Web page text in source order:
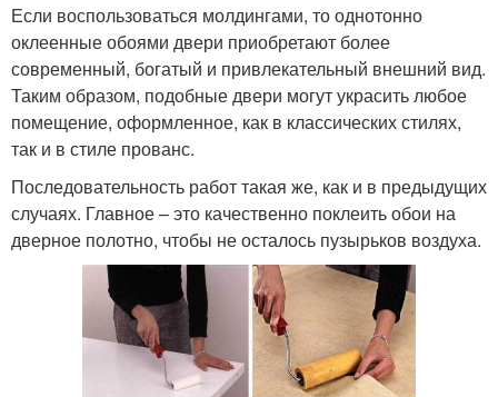
Если воспользоваться молдингами, то однотонно
оклеенные обоями двери приобретают более
современный, богатый и привлекательный внешний вид.
Таким образом, подобные двери могут украсить любое
помещение, оформленное, как в классических стилях,
так и в стиле прованс.
Последовательность работ такая же, как и в предыдущих
случаях. Главное – это качественно поклеить обои на
дверное полотно, чтобы не осталось пузырьков воздуха.